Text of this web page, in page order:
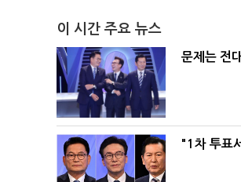
이 시간 주요 뉴스
문제는 전
"1차 투표